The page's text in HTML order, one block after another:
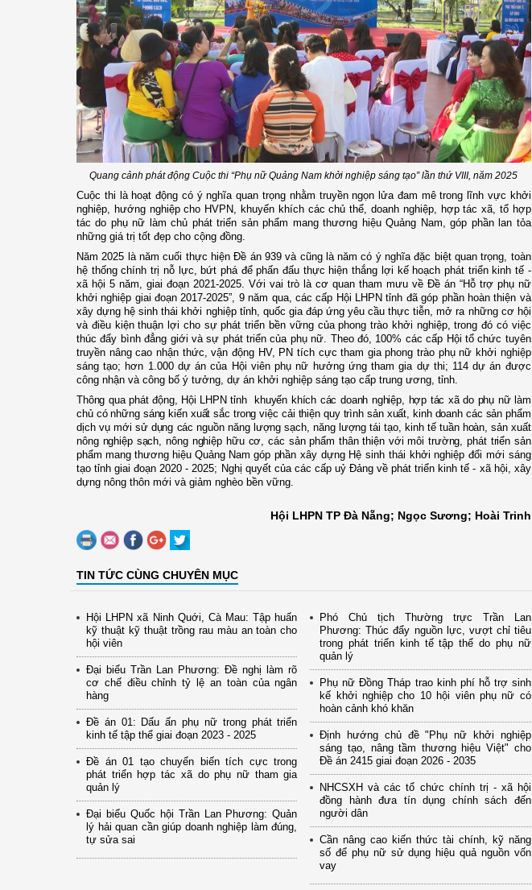
Quang cảnh phát động Cuộc thi “Phụ nữ Quảng Nam khởi nghiệp sáng tạo” lần thứ VIII, năm 2025
Cuộc thi là hoạt động có ý nghĩa quan trọng nhằm truyền ngọn lửa đam mê trong lĩnh vực khởi
nghiệp, hướng nghiệp cho HVPN, khuyến khích các chủ thể, doanh nghiệp, hợp tác xã, tổ hợp
tác do phụ nữ làm chủ phát triển sản phẩm mang thương hiệu Quảng Nam, góp phần lan tỏa
những giá trị tốt đẹp cho cộng đồng.
Năm 2025 là năm cuối thực hiện Đề án 939 và cũng là năm có ý nghĩa đặc biệt quan trọng, toàn
hệ thống chính trị nỗ lực, bứt phá để phấn đấu thực hiện thắng lợi kế hoạch phát triển kinh tế -
xã hội 5 năm, giai đoạn 2021-2025. Với vai trò l à cơ quan tham mưu về Đề án “Hỗ trợ phụ nữ
khởi nghiệp giai đoạn 2017-2025”, 9 năm qua, các cấp Hội LHPN tỉnh đã góp phần hoàn thiện và
xây dựng hệ sinh thái khởi nghiệp tỉnh, quốc gia đáp ứng yêu cầu thực tiễn, mở ra những cơ hội
và điều kiện thuận lợi cho sự phát triển bền vững của phong trào khởi nghiệp, trong đó có việc
thúc đẩy bình đẳng giới và sự phát triển của phụ nữ. Theo đó, 100% các cấp Hội tổ chức tuyên
truyền nâng cao nhận thức, vận động HV, PN tích cực tham gia phong trào phụ nữ khởi nghiệp
sáng tạo; hơn 1.000 dự án của Hội viên phụ nữ hưởng ứng tham gia dự thi; 114 dự án được
công nhận và công bố ý tưởng, dự án khởi nghiệp sáng tạo cấp trung ương, tỉnh.
Thông qua phát động, Hội LHPN tỉnh khuyến khích các doanh nghiệp, hợp tác xã do phụ nữ làm
chủ có những sáng kiến xuất sắc trong việc cải thiện quy trình sản xuất, kinh doanh các sản phẩm
dịch vụ mới sử dụng các nguồn năng lượng sạch, năng lượng tái tạo, kinh tế tuần hoàn, sản xuất
nông nghiệp sạch, nông nghiệp hữu cơ, các sản phẩm thân thiện với môi trường, phát triển sản
phẩm mang thương hiệu Quảng Nam góp phần xây dựng Hệ sinh thái khởi nghiệp đổi mới sáng
tạo tỉnh giai đoạn 2020 - 2025; Nghị quyết của các cấp uỷ Đảng về phát triển kinh tế - xã hội, xây
dựng nông thôn mới và giảm nghèo bền vững.
Hội LHPN TP Đà Nẵng; Ngọc Sương; Hoài Trinh
TIN TỨC CÙNG CHUYÊN MỤC
Hội LHPN xã Ninh Quới, Cà Mau: Tập huấn
kỹ thuật kỹ thuật trồng rau màu an toàn cho
hội viên
Đại biểu Trần Lan Phương: Đề nghị làm rõ
cơ chế điều chỉnh tỷ lệ an toàn của ngân
hàng
Đề án 01: Dấu ấn phụ nữ trong phát triển
kinh tế tập thể giai đoạn 2023 - 2025
Đề án 01 tạo chuyển biến tích cực trong
phát triển hợp tác xã do phụ nữ tham gia
quản lý
Đại biểu Quốc hội Trần Lan Phương: Quản
lý hải quan cần giúp doanh nghiệp làm đúng,
tự sửa sai
Phó Chủ tịch Thường trực Trần Lan
Phương: Thúc đẩy nguồn lực, vượt chỉ tiêu
trong phát triển kinh tế tập thể do phụ nữ
quản lý
Phụ nữ Đồng Tháp trao kinh phí hỗ trợ sinh
kế khởi nghiệp cho 10 hội viên phụ nữ có
hoàn cảnh khó khăn
Định hướng chủ đề "Phụ nữ khởi nghiệp
sáng tạo, nâng tầm thương hiệu Việt" cho
Đề án 2415 giai đoạn 2026 - 2035
NHCSXH và các tổ chức chính trị - xã hội
đồng hành đưa tín dụng chính sách đến
người dân
Cần nâng cao kiến thức tài chính, kỹ năng
số để phụ nữ sử dụng hiệu quả nguồn vốn
vay